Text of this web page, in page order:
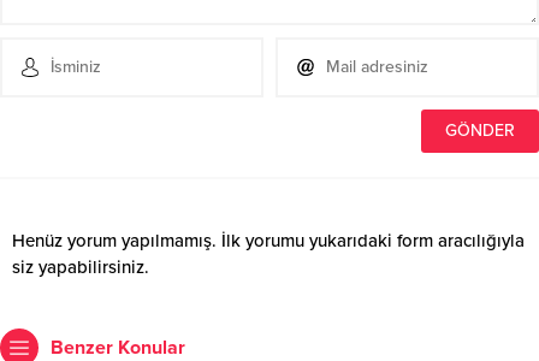
Henüz yorum yapılmamış. İlk yorumu yukarıdaki form aracılığıyla
siz yapabilirsiniz.
Benzer Konular